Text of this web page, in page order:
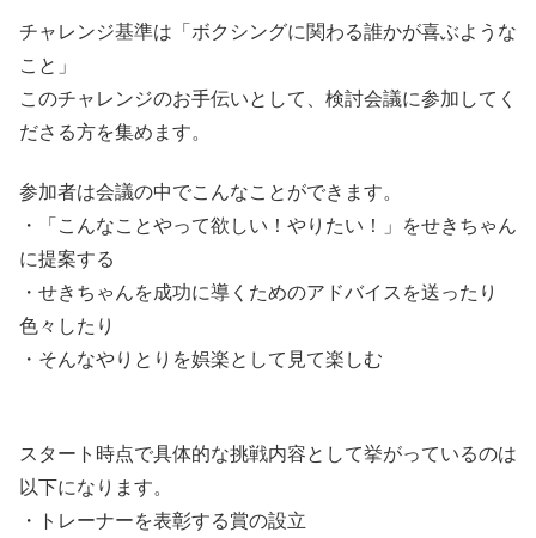
チャレンジ基準は「ボクシングに関わる誰かが喜ぶような
こと」
このチャレンジのお手伝いとして、検討会議に参加してく
ださる方を集めます。
参加者は会議の中でこんなことができます。
・「こんなことやって欲しい！やりたい！」をせきちゃん
に提案する
・せきちゃんを成功に導くためのアドバイスを送ったり
色々したり
・そんなやりとりを娯楽として見て楽しむ
スタート時点で具体的な挑戦内容として挙がっているのは
以下になります。
・トレーナーを表彰する賞の設立